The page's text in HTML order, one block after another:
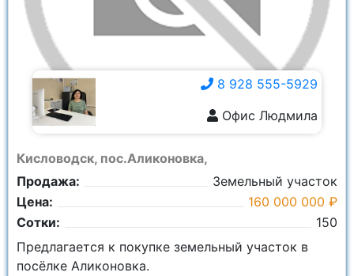
Кисловодск, пос.Аликоновка,
Продажа:
Земельный участок
Цена:
160 000 000 ₽
Сотки:
150
8 928 555-5929
Офис Людмила
Предлагается к покупке земельный участок в
посёлке Аликоновка.